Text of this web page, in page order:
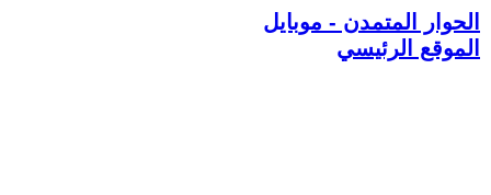
الحوار المتمدن - موبايل
الموقع الرئيسي